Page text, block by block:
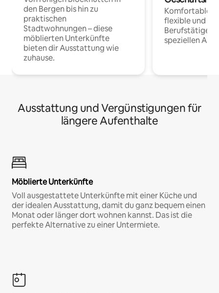
den Bergen bis hin zu
praktischen
Stadtwohnungen – diese
möblierten Unterkünfte
bieten dir Ausstattung wie
zuhause.
Komfortable
flexible und
Berufstätige
speziellen
Ausstattung und Vergünstigungen für
längere Aufenthalte
Möblierte Unterkünfte
Voll ausgestattete Unterkünfte mit einer Küche und
der idealen Ausstattung, damit du ganz bequem einen
Monat oder länger dort wohnen kannst. Das ist die
perfekte Alternative zu einer Untermiete.